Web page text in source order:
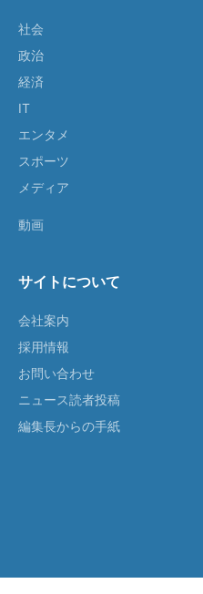
社会
政治
経済
IT
エンタメ
スポーツ
メディア
動画
サイトについて
会社案内
採用情報
お問い合わせ
ニュース読者投稿
編集長からの手紙